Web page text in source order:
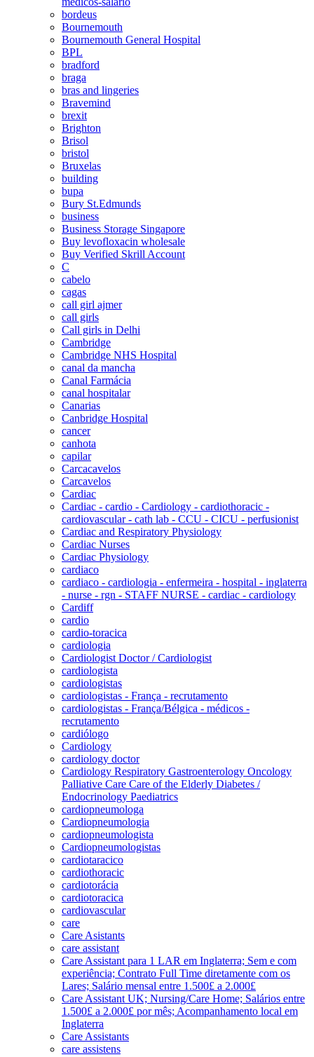
bordeus
Bournemouth
Bournemouth General Hospital
BPL
bradford
braga
bras and lingeries
Bravemind
brexit
Brighton
Brisol
bristol
Bruxelas
building
bupa
Bury St.Edmunds
business
Business Storage Singapore
Buy levofloxacin wholesale
Buy Verified Skrill Account
C
cabelo
cagas
call girl ajmer
call girls
Call girls in Delhi
Cambridge
Cambridge NHS Hospital
canal da mancha
Canal Farmácia
canal hospitalar
Canarias
Canbridge Hospital
cancer
canhota
capilar
Carcacavelos
Carcavelos
Cardiac
Cardiac - cardio - Cardiology - cardiothoracic -
cardiovascular - cath lab - CCU - CICU - perfusionist
Cardiac and Respiratory Physiology
Cardiac Nurses
Cardiac Physiology
cardiaco
cardiaco - cardiologia - enfermeira - hospital - inglaterra
- nurse - rgn - STAFF NURSE - cardiac - cardiology
Cardiff
cardio
cardio-toracica
cardiologia
Cardiologist Doctor / Cardiologist
cardiologista
cardiologistas
cardiologistas - França - recrutamento
cardiologistas - França/Bélgica - médicos -
recrutamento
cardiólogo
Cardiology
cardiology doctor
Cardiology Respiratory Gastroenterology Oncology
Palliative Care Care of the Elderly Diabetes /
Endocrinology Paediatrics
cardiopneumologa
Cardiopneumologia
cardiopneumologista
Cardiopneumologistas
cardiotaracico
cardiothoracic
cardiotorácia
cardiotoracica
cardiovascular
care
Care Asistants
care assistant
Care Assistant para 1 LAR em Inglaterra; Sem e com
experiência; Contrato Full Time diretamente com os
Lares; Salário mensal entre 1.500£ a 2.000£
Care Assistant UK; Nursing/Care Home; Salários entre
1.500£ a 2.000£ por mês; Acompanhamento local em
Inglaterra
Care Assistants
care assistens